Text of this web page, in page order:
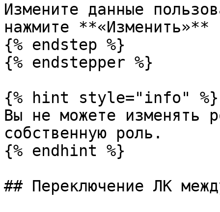
Измените данные
нажмите **«Изменить»**
{% endstep %}
{% endstepper %}
{% hint style="info" %}
Вы не можете изменять
собственную роль.
{% endhint %}
## Переключение ЛК